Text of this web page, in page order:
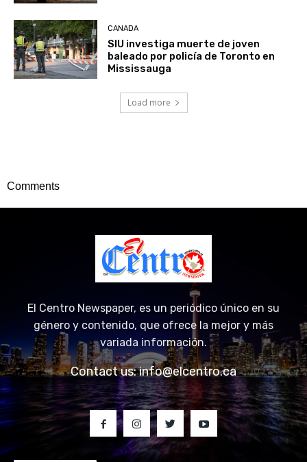
CANADA
SIU investiga muerte de joven
baleado por policía de Toronto en
Mississauga
Load more
Comments
El Centro Newspaper, es un periódico único en su
género y contenido, que ofrece la mejor y más
variada información.
Contact us:info@elcentro.ca